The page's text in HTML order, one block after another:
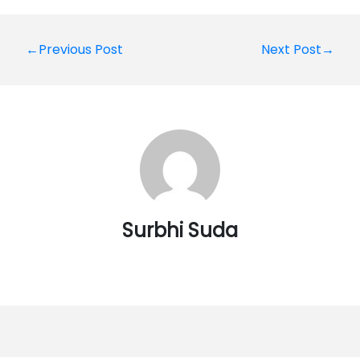
Post
←Previous Post Next Post→
Surbhi Suda